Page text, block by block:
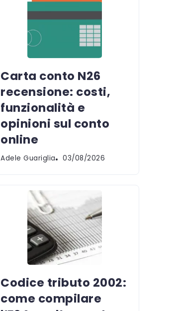
Carta conto N26
recensione: costi,
funzionalità e
opinioni sul conto
online
Adele Guariglia 03/08/2026
Codice tributo 2002:
come compilare